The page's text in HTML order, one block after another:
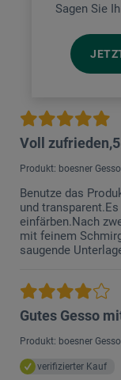
Sagen Sie
Voll
Produkt: boesner
Benutze das
und
einfärben.Nach
mit feinem
saugende
Gutes Gesso
Produkt: boesner
verifizierter Kauf